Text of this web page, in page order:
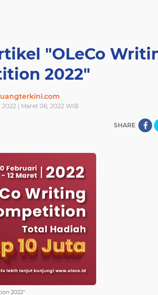
"OLeCo
2022"
| Maret 06, 2022 WIB
SHARE
2022"